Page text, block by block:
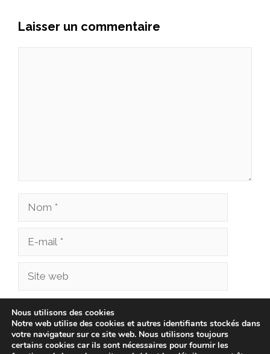
Laisser un commentaire
Nom
Site
Enregistrer mon nom, mon e-mail et mon site
dans le navigateur pour mon prochain
commentaire.
Nous utilisons des cookies
Notre web utilise des cookies et autres identifiants stockés dans
votre navigateur sur ce site web. Nous utilisons toujours
certains cookies car ils sont nécessaires pour fournir les